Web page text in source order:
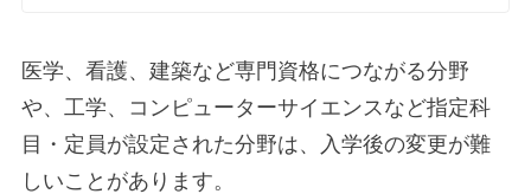
医学、看護、建築など専門資格につながる分野
や、工学、コンピューターサイエンスなど指定科
目・定員が設定された分野は、入学後の変更が難
しいことがあります。